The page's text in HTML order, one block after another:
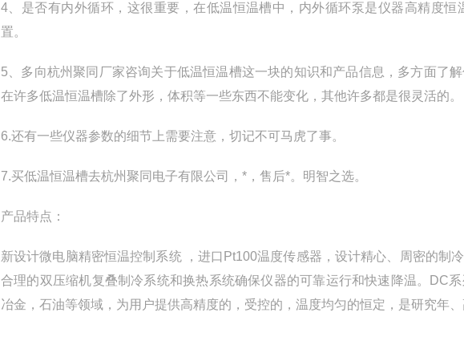
4 、是否有内外循环，这很重要，在低温恒温槽中，内外循环泵是仪器高精度
置。
5 、多向杭州聚同厂家咨询关于低温恒温槽这一块的知识和产品信息，多方面了
在许多低温恒温槽除了外形，体积等一些东西不能变化，其他许多都是很灵活的。
6.还有一些仪器参数的细节上需要注意，切记不可马虎了事。
7.买低温恒温槽去杭州聚同电子有限公司，*，售后*。明智之选。
产品特点：
新设计微电脑精密恒温控制系统 ，进口Pt100温度传感器，设计精心、周密的制
合理的双压缩机复叠制冷系统和换热系统确保仪器的可靠运行和快速降温。DC
冶金，石油等领域，为用户提供高精度的，受控的，温度均匀的恒定，是研究年